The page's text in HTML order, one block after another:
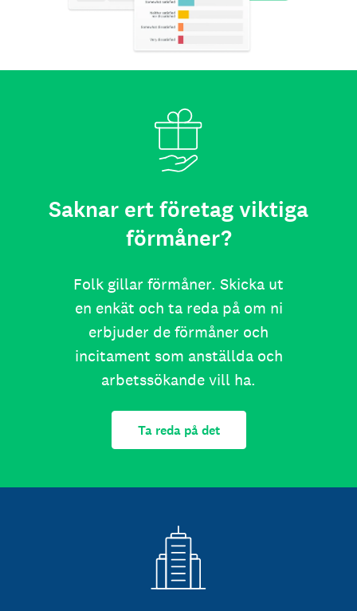
Saknar ert företag viktiga
förmåner?
Folk gillar förmåner. Skicka ut
en enkät och ta reda på om ni
erbjuder de förmåner och
incitament som anställda och
arbetssökande vill ha.
Ta reda på det